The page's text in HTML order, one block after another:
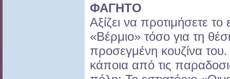
ΦΑΓΗΤΟ
Αξίζει να προτιμήσετε το
«Βέρμιο» τόσο για τη
προσεγμένη κουζίνα του.
κάποια από τις